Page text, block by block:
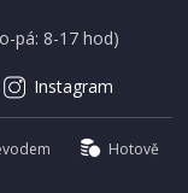
pá: 8-17 hod)
Instagram
Hotově